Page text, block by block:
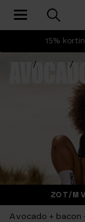
15%
Toggle
ZO T/M
Avocado + bacon